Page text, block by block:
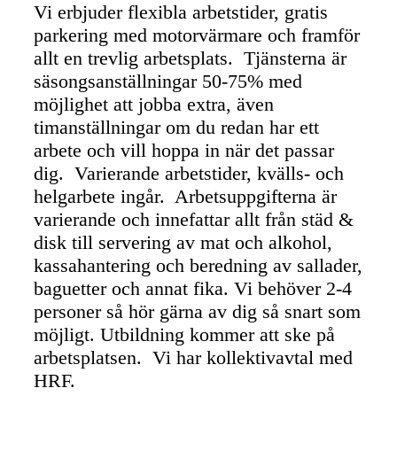
Vi erbjuder flexibla arbetstider, gratis
parkering med motorvärmare och framför
allt en trevlig arbetsplats. Tjänsterna är
säsongsanställningar 50-75% med
möjlighet att jobba extra, även
timanställningar om du redan har ett
arbete och vill hoppa in när det passar
dig. Varierande arbetstider, kvälls- och
helgarbete ingår. Arbetsuppgifterna är
varierande och innefattar allt från städ &
disk till servering av mat och alkohol,
kassahantering och beredning av sallader,
baguetter och annat fika. Vi behöver 2-4
personer så hör gärna av dig så snart som
möjligt. Utbildning kommer att ske på
arbetsplatsen. Vi har kollektivavtal med
HRF.